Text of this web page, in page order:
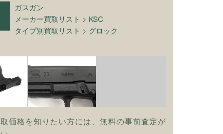
ガスガン
メーカー買取リスト > KSC
タイプ別買取リスト > グロック
価格を知りたい方には、無料の事前査定が